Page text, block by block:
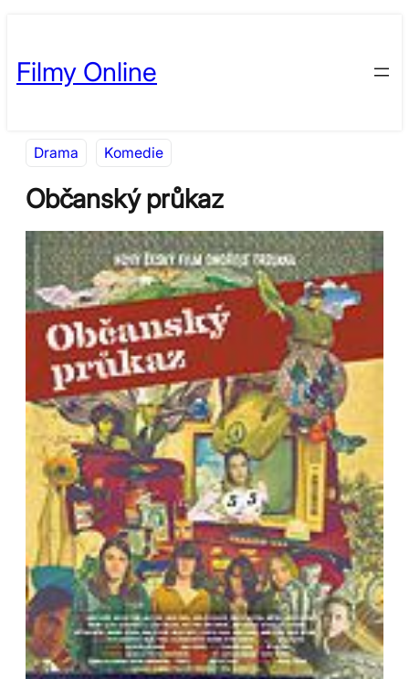
obsah
content
Filmy Online
Drama Komedie
Občanský průkaz